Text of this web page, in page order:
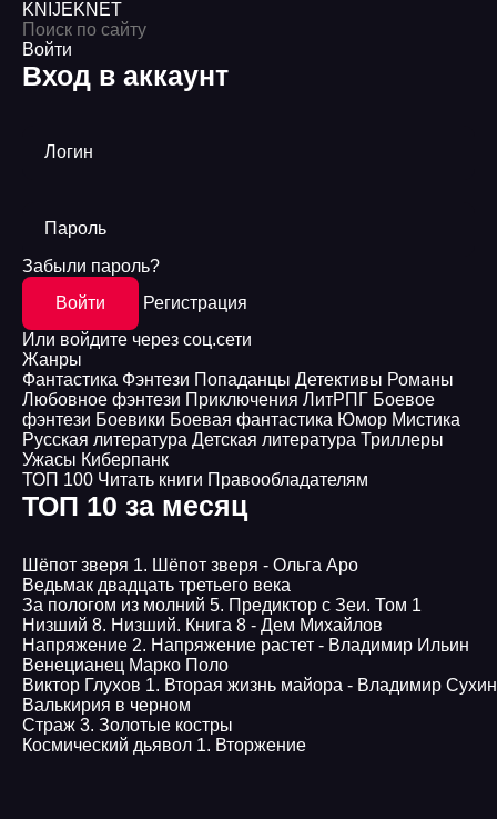
KNIJEKNET
Войти
Вход в аккаунт
Логин
Пароль
Забыли пароль?
Войти
Регистрация
Или войдите через соц.сети
Жанры
Фантастика Фэнтези Попаданцы Детективы Романы
Любовное фэнтези Приключения ЛитРПГ Боевое
фэнтези Боевики Боевая фантастика Юмор Мистика
Русская литература Детская литература Триллеры
Ужасы Киберпанк
ТОП 100 Читать книги Правообладателям
ТОП 10 за месяц
Шёпот зверя 1. Шёпот зверя - Ольга Аро
Ведьмак двадцать третьего века
За пологом из молний 5. Предиктор с Зеи. Том 1
Низший 8. Низший. Книга 8 - Дем Михайлов
Напряжение 2. Напряжение растет - Владимир Ильин
Венецианец Марко Поло
Виктор Глухов 1. Вторая жизнь майора - Владимир
Валькирия в черном
Страж 3. Золотые костры
Космический дьявол 1. Вторжение